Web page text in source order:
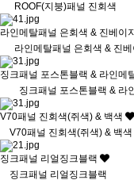
ROOF(지붕)패널 진회색
라인메탈패널 은회색 & 진베이지
라인메탈패널 은회색 & 진베
징크패널 포스톤블랙 & 라인메
징크패널 포스톤블랙 & 라
V70패널 진회색(쥐색) & 백색
V70패널 진회색(쥐색) & 백색
징크패널 리얼징크블랙
징크패널 리얼징크블랙